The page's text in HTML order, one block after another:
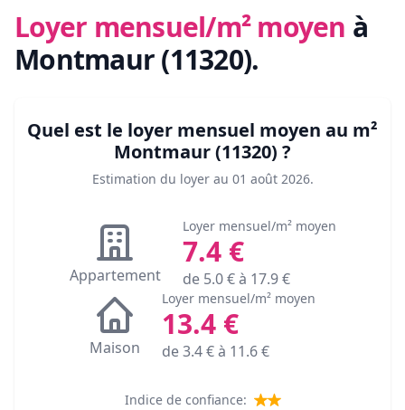
Loyer mensuel/m² moyen à
Montmaur (11320).
Quel est le loyer mensuel moyen au m²
Montmaur (11320) ?
Estimation du loyer au 01 août 2026.
Appartement
Loyer mensuel/m² moyen
7.4€
de 5.0€ à 17.9€
Maison
Loyer mensuel/m² moyen
13.4 €
de3.4€ à 11.6€
Indice de confiance: